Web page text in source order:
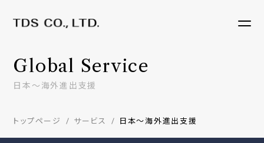
Global Service
日本〜海外進出支援
トップページ サービス 日本〜海外進出支援